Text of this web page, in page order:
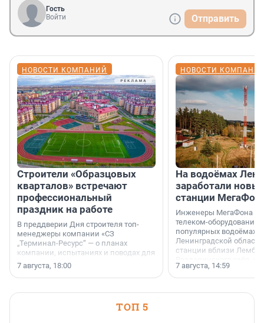
Гость
Войти
Отправить
НОВОСТИ КОМПАНИЙ
Строители «Образцовых
кварталов» встречают
профессиональный
праздник на работе
В преддверии Дня строителя топ-
менеджеры компании «СЗ
„Терминал-Ресурс“ — о планах
компании, испытаниях и поводах для
осторожного оптимизма.
7 августа, 18:00
НОВОСТИ
На водоёмах
заработали
станции
Инженеры МегаФона
телеком-оборудование
популярных водоёмах
Ленинградской
станции вблизи
недалеко от Большого
водопада.
7 августа, 14:59
ТОП 5